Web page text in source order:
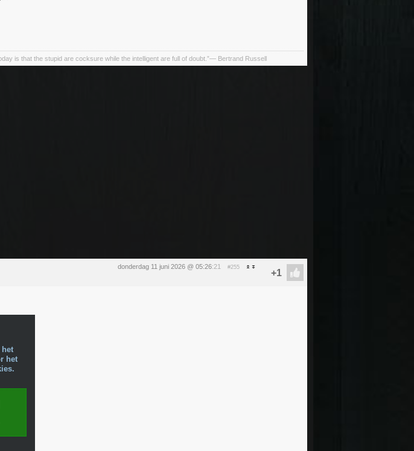
is that the stupid are cocksure while the intelligent are full of doubt.”— Bertrand Russell
donderdag 11 juni 2026 @ 05:26:21 #255
het
het